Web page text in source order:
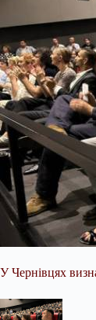
У Чернівцях